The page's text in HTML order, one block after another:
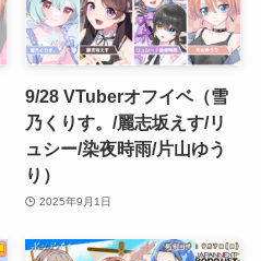
9/28 VTuberオフイベ（雪
乃くりす。/麗志坂えす/リ
ュシー/染夜時雨/片山ゆう
り）
2025年9月1日